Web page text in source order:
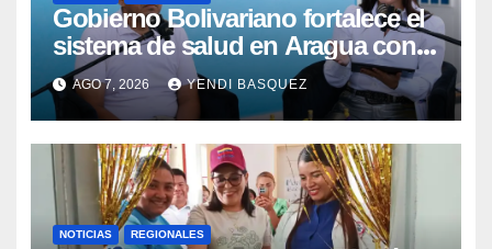
Gobierno Bolivariano fortalece el
sistema de salud en Aragua con
la reinauguración del CDI La Mora
AGO 7, 2026 YENDI BASQUEZ
NOTICIAS REGIONALES